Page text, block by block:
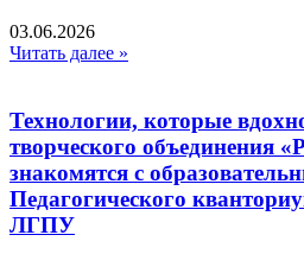
03.06.2026
Читать далее »
Технологии, которые
творческого объединения
знакомятся с
Педагогического
ЛГПУ